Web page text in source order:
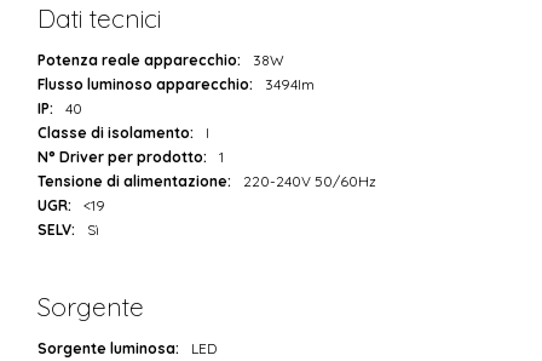
Dati tecnici
Potenza reale apparecchio:
38W
Flusso luminoso apparecchio:
3494lm
IP:
40
Classe di isolamento:
I
N° Driver per prodotto:
1
Tensione di alimentazione:
220-240V 50/60Hz
UGR:
<19
SELV:
Sì
Sorgente
Sorgente luminosa:
LED